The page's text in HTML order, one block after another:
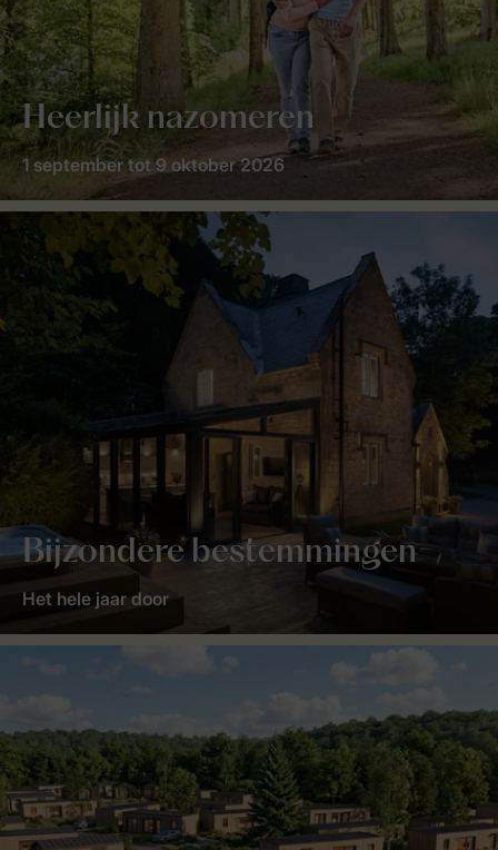
Heerlijk nazomeren
1 september tot 9 oktober 2026
Bijzondere bestemmingen
Het hele jaar door